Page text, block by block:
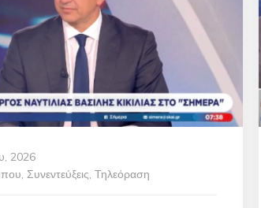
2026
, Συνεντεύξεις, Τηλεόραση